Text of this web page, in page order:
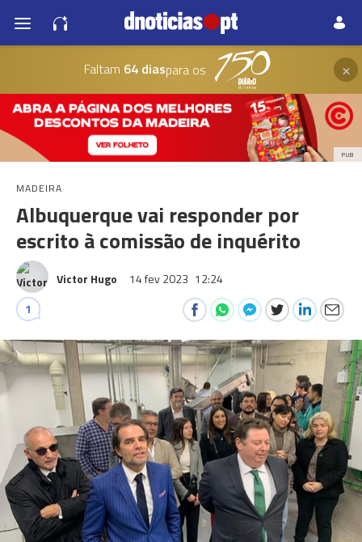
Faltam 64 diaspara os ×
PUB
MADEIRA
Albuquerque vai responder por
escrito à comissão de inquérito
Victor Hugo 14 fev 2023 12:24
1